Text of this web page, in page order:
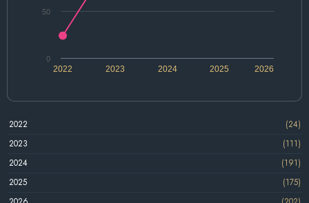
2025
2022 2023 2024 2026
0
50
2022
(24)
2023
(111)
2024
(191)
2025
(175)